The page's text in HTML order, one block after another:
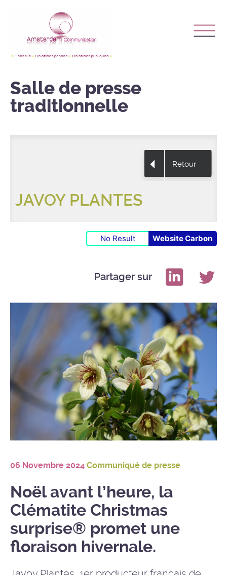
Salle de presse
traditionnelle
Retour
JAVOY PLANTES
No Result Website Carbon
Partager sur
06 Novembre 2024 Communiqué de presse
Noël avant l’heure, la
Clématite Christmas
surprise® promet une
floraison hivernale.